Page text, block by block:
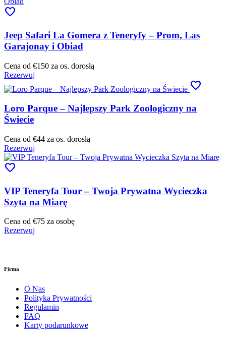
favorite
Jeep Safari La Gomera z Teneryfy – Prom, Las
Garajonay i Obiad
Cena od €150 za os. dorosłą
Rezerwuj
favorite
Loro Parque – Najlepszy Park Zoologiczny na
Świecie
Cena od €44 za os. dorosłą
Rezerwuj
favorite
VIP Teneryfa Tour – Twoja Prywatna Wycieczka
Szyta na Miarę
Cena od €75 za osobę
Rezerwuj
Firma
O Nas
Polityka Prywatności
Regulamin
FAQ
Karty podarunkowe